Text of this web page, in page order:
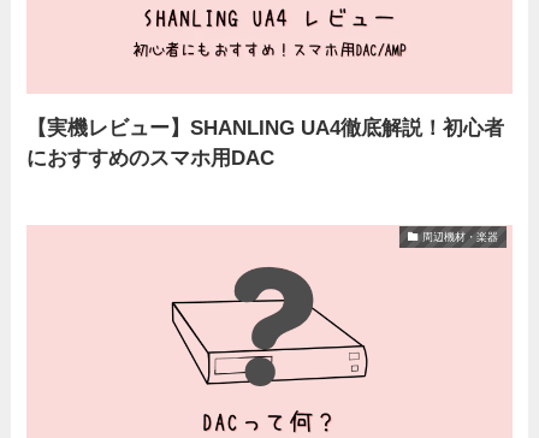
【実機レビュー】SHANLING UA4徹底解説！初心者
におすすめのスマホ用DAC
周辺機材・楽器